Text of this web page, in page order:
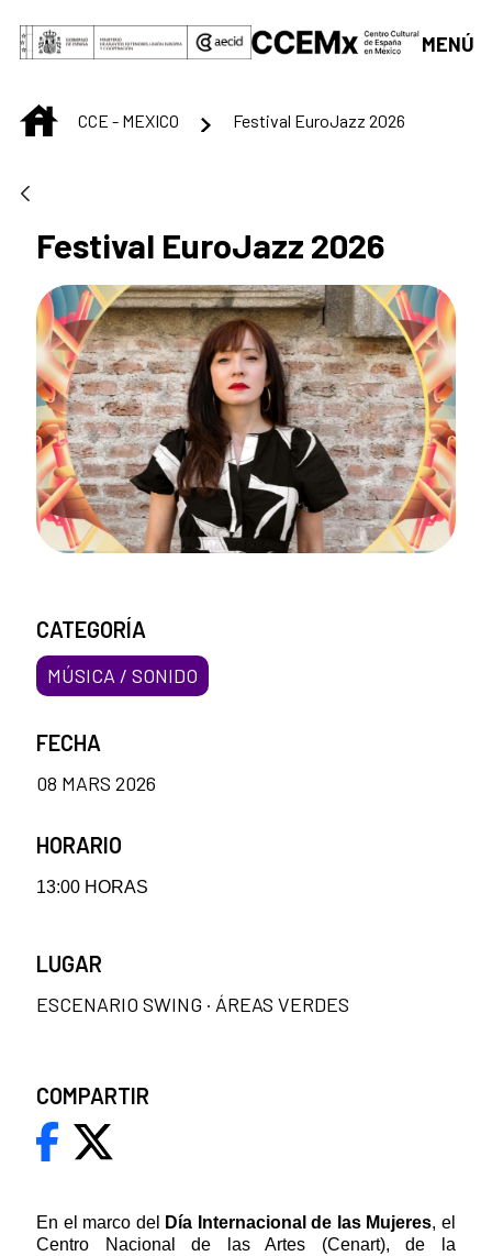
Saut au contenu principal
MENÚ
INICIOCCE - MEXICO Festival EuroJazz 2026
Festival EuroJazz 2026
En el marco del Día Internacional de las Mujeres, el
Centro Nacional de las Artes (Cenart), de la
CATEGORÍA
MÚSICA / SONIDO
FECHA
08 MARS 2026
HORARIO
13:00 HORAS
LUGAR
ESCENARIO SWING · ÁREAS VERDES
COMPARTIR